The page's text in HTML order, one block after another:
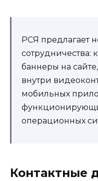
РСЯ предлагает
сотрудничества:
баннеры на
внутри
мобильных
операционных
Контактные